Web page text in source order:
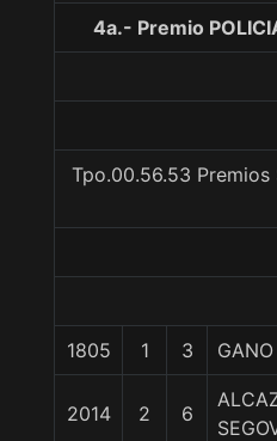
4a.- Premio
Tpo.00.56.53
1805 1 3
2014 2 6